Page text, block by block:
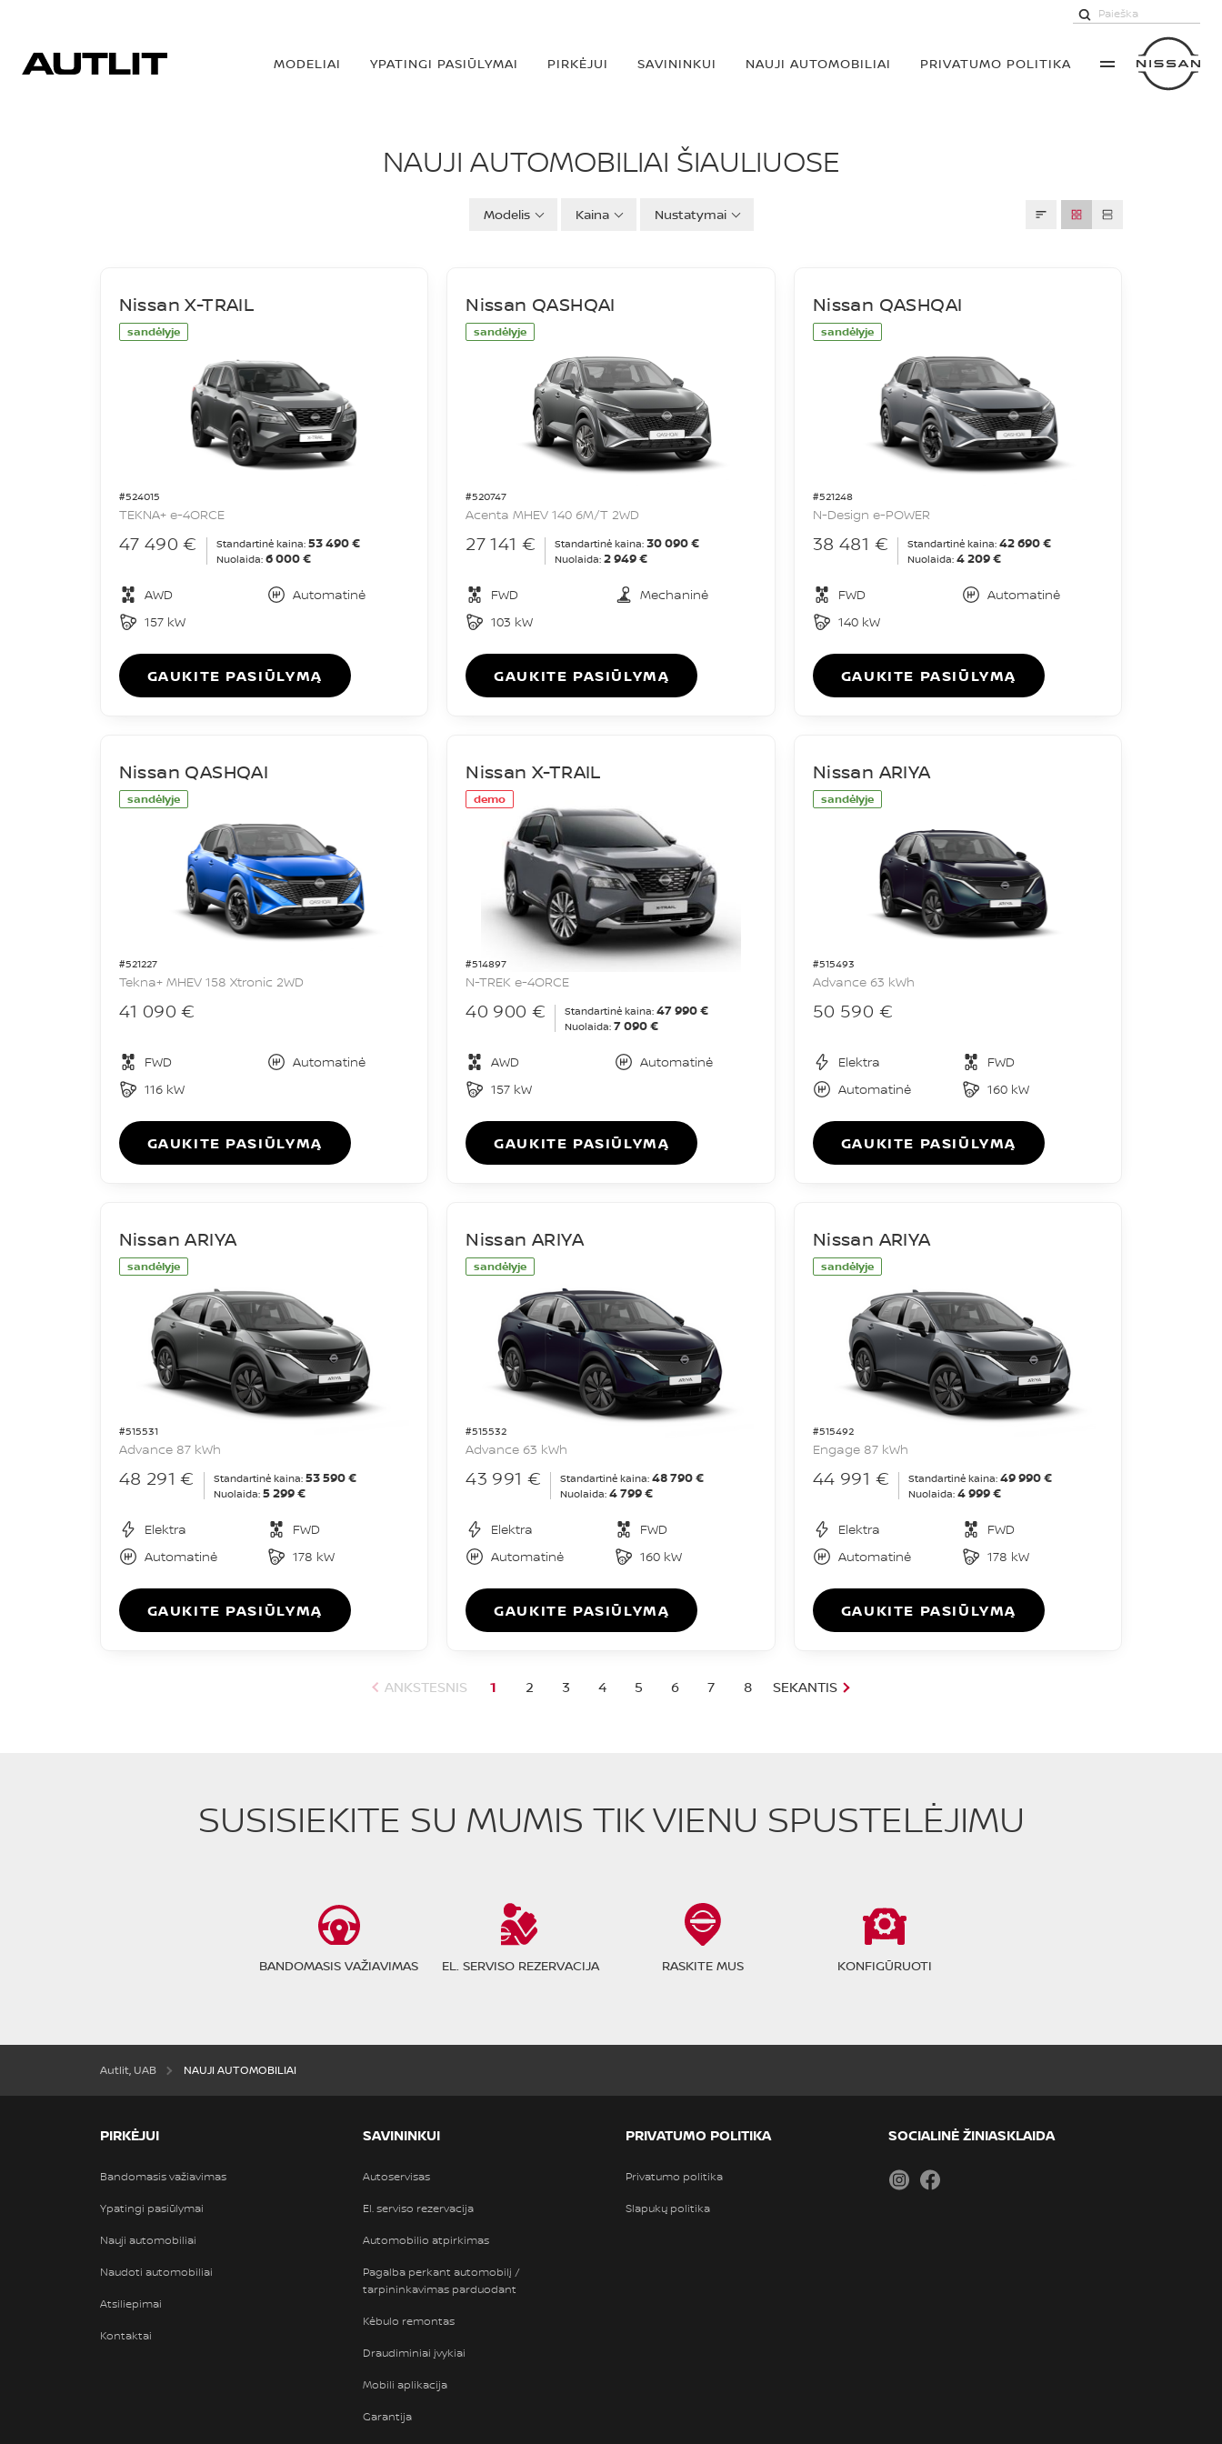
MODELIAI YPATINGI PASIŪLYMAI PIRKĖJUI SAVININKUI NAUJI AUTOMOBILIAI PRIVATUMO POLITIKA
NAUJI AUTOMOBILIAINAUJI AUTOMOBILIAI ŠIAULIUOSE
Modelis Kaina Nustatymai
sandėlyje
#524015
Nissan X-TRAIL
TEKNA+ e-4ORCE
47 490 € Standartinė kaina: 53 490 €
Nuolaida: 6 000 €
AWD
Automatinė
157 kW
GAUKITE PASIŪLYMĄ
sandėlyje
#520747
Nissan QASHQAI
Acenta MHEV 140 6M/T 2WD
27 141 € Standartinė kaina: 30 090 €
Nuolaida: 2 949 €
FWD
Mechaninė
103 kW
GAUKITE PASIŪLYMĄ
sandėlyje
#521248
Nissan QASHQAI
N-Design e-POWER
38 481 € Standartinė kaina: 42 690 €
Nuolaida: 4 209 €
FWD
Automatinė
140 kW
GAUKITE PASIŪLYMĄ
sandėlyje
#521227
Nissan QASHQAI
Tekna+ MHEV 158 Xtronic 2WD
41 090 €
FWD
Automatinė
116 kW
GAUKITE PASIŪLYMĄ
demo
#514897
Nissan X-TRAIL
N-TREK e-4ORCE
40 900 € Standartinė kaina: 47 990 €
Nuolaida: 7 090 €
AWD
Automatinė
157 kW
GAUKITE PASIŪLYMĄ
sandėlyje
#515493
Nissan ARIYA
Advance 63 kWh
50 590 €
Elektra
FWD
Automatinė
160 kW
GAUKITE PASIŪLYMĄ
sandėlyje
#515531
Nissan ARIYA
Advance 87 kWh
48 291 € Standartinė kaina: 53 590 €
Nuolaida: 5 299 €
Elektra
FWD
Automatinė
178 kW
GAUKITE PASIŪLYMĄ
sandėlyje
#515532
Nissan ARIYA
Advance 63 kWh
43 991 € Standartinė kaina: 48 790 €
Nuolaida: 4 799 €
Elektra
FWD
Automatinė
160 kW
GAUKITE PASIŪLYMĄ
sandėlyje
#515492
Nissan ARIYA
Engage 87 kWh
44 991 € Standartinė kaina: 49 990 €
Nuolaida: 4 999 €
Elektra
FWD
Automatinė
178 kW
GAUKITE PASIŪLYMĄ
ANKSTESNIS SEKANTIS
1 2 3 4 5 6 7 8
SUSISIEKITE SU MUMIS TIK VIENU SPUSTELĖJIMU
BANDOMASIS VAŽIAVIMAS EL. SERVISO REZERVACIJA RASKITE MUS KONFIGŪRUOTI
Autlit, UAB NAUJI AUTOMOBILIAI
PIRKĖJUI
Bandomasis važiavimas
Ypatingi pasiūlymai
Nauji automobiliai
Naudoti automobiliai
Atsiliepimai
Kontaktai
SAVININKUI
Autoservisas
El. serviso rezervacija
Automobilio atpirkimas
Pagalba perkant automobilį /
tarpininkavimas parduodant
Kėbulo remontas
Draudiminiai įvykiai
Mobili aplikacija
Garantija
PRIVATUMO POLITIKA
Privatumo politika
Slapukų politika
SOCIALINĖ ŽINIASKLAIDA
Instagram